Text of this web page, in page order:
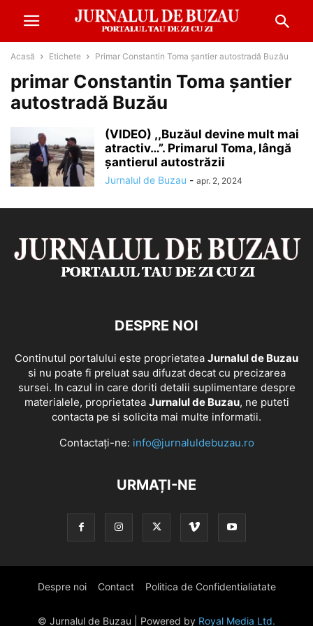
Acasă Etichete Primar Constantin Toma șantier autostradă Buzău
primar Constantin Toma șantier
autostradă Buzău
(VIDEO) ,,Buzăul devine mult mai
atractiv…”. Primarul Toma, lângă
șantierul autostrăzii
Jurnalul de Buzau - apr. 2, 2024
DESPRE NOI
Continutul portalului este proprietatea Jurnalul de Buzau
si nu poate fi preluat sau difuzat decat cu precizarea
sursei. In cazul in care doriti detalii suplimentare despre
materialele, proprietatea Jurnalul de Buzau, ne puteti
contacta pe si solicita mai multe informatii.
Contactați-ne: info@jurnaluldebuzau.ro
URMAȚI-NE
Despre noi Contact Politica de Confidentialiatate
© Jurnalul de Buzau | Powered by Royal Media Ltd.